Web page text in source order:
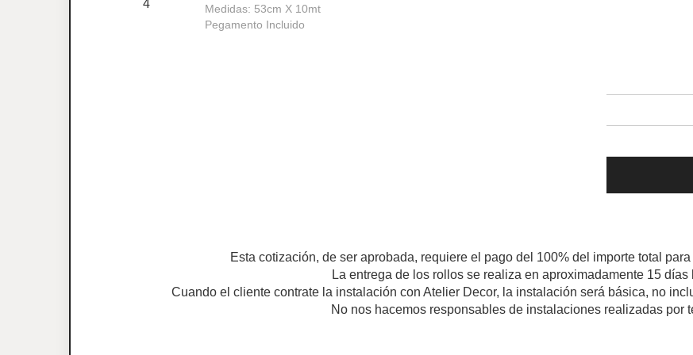
4
Medidas: 53cm X 10mt
Pegamento Incluido
Esta cotización, de ser aprobada, requiere el pago del 100% del importe total
La entrega de los rollos se realiza en aproximadamente 15 días
Cuando el cliente contrate la instalación con Atelier Decor, la instalación será básica, no
No nos hacemos responsables de instalaciones realizadas por